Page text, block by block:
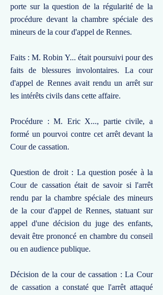
porte sur la question de la régularité de la
procédure devant la chambre spéciale des
mineurs de la cour d'appel de Rennes.
Faits : M. Robin Y... était poursuivi pour des
faits de blessures involontaires. La cour
d'appel de Rennes avait rendu un arrêt sur
les intérêts civils dans cette affaire.
Procédure : M. Eric X..., partie civile, a
formé un pourvoi contre cet arrêt devant la
Cour de cassation.
Question de droit : La question posée à la
Cour de cassation était de savoir si l'arrêt
rendu par la chambre spéciale des mineurs
de la cour d'appel de Rennes, statuant sur
appel d'une décision du juge des enfants,
devait être prononcé en chambre du conseil
ou en audience publique.
Décision de la cour de cassation : La Cour
de cassation a constaté que l'arrêt attaqué